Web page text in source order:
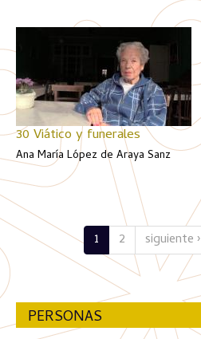
30 Viático y funerales
Ana María López de Araya Sanz
1 2 siguiente ›
PERSONAS